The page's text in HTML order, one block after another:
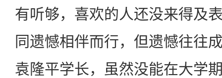
有听够，喜欢的人还没来得及
同遗憾相伴而行，但遗憾往往
袁隆平学长，虽然没能在大学